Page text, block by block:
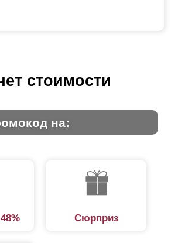
стоимости
на:
Сюрприз